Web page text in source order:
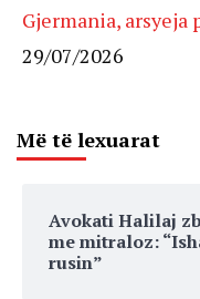
Gjermania, arsyeja
29/07/2026
Më të lexuarat
Avokati Halilaj
me mitraloz:
rusin”